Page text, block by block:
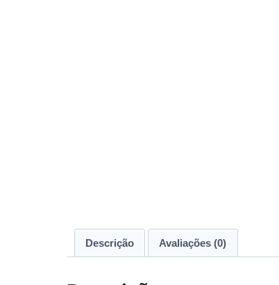
Descrição Avaliações (0)